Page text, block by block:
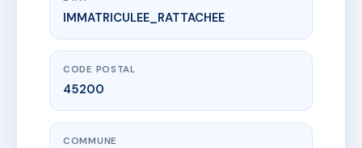
www.vme.plus/AC6393771
CHATOUILLAT - MS16408
3 Rue Chatouillat
IMMATRICULEE_RATTACHEE
CODE POSTAL
45200
COMMUNE